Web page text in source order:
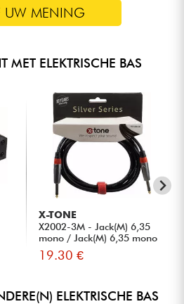
UW MENING
MET ELEKTRISCHE BAS
X-TONE
X2002-3M - Jack(M) 6,35
mono / Jack(M) 6,35 mono
S...
19.30 €
ELEKTRISCHE BAS